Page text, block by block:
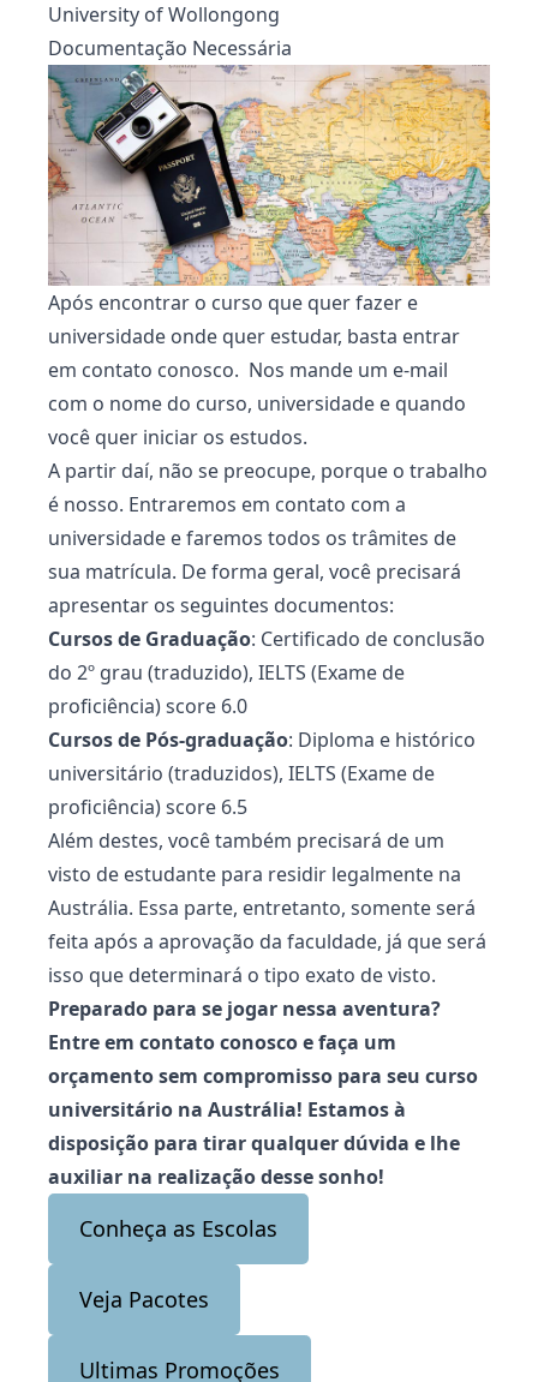
University of Wollongong
Documentação Necessária
Após encontrar o curso que quer fazer e
universidade onde quer estudar, basta entrar
em contato conosco. Nos mande um e-mail
com o nome do curso, universidade e quando
você quer iniciar os estudos.
A partir daí, não se preocupe, porque o trabalho
é nosso. Entraremos em contato com a
universidade e faremos todos os trâmites de
sua matrícula. De forma geral, você precisará
apresentar os seguintes documentos:
Cursos de Graduação: Certificado de conclusão
do 2º grau (traduzido), IELTS (Exame de
proficiência) score 6.0
Cursos de Pós-graduação: Diploma e histórico
universitário (traduzidos), IELTS (Exame de
proficiência) score 6.5
Além destes, você também precisará de um
visto de estudante para residir legalmente na
Austrália. Essa parte, entretanto, somente será
feita após a aprovação da faculdade, já que será
isso que determinará o tipo exato de visto.
Preparado para se jogar nessa aventura?
Entre em contato conosco e faça um
orçamento sem compromisso para seu curso
universitário na Austrália! Estamos à
disposição para tirar qualquer dúvida e lhe
auxiliar na realização desse sonho!
Conheça as Escolas
Veja Pacotes
Ultimas Promoções